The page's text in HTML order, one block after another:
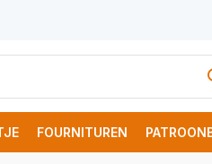
FOURNITUREN